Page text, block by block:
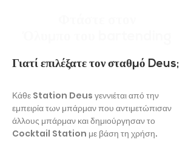
Γιατί επιλέξατε τον σταθμό Deus;
Κάθε Station Deus γεννιέται από την
εμπειρία των μπάρμαν που αντιμετώπισαν
άλλους μπάρμαν και δημιούργησαν το
Cocktail Station με βάση τη χρήση.